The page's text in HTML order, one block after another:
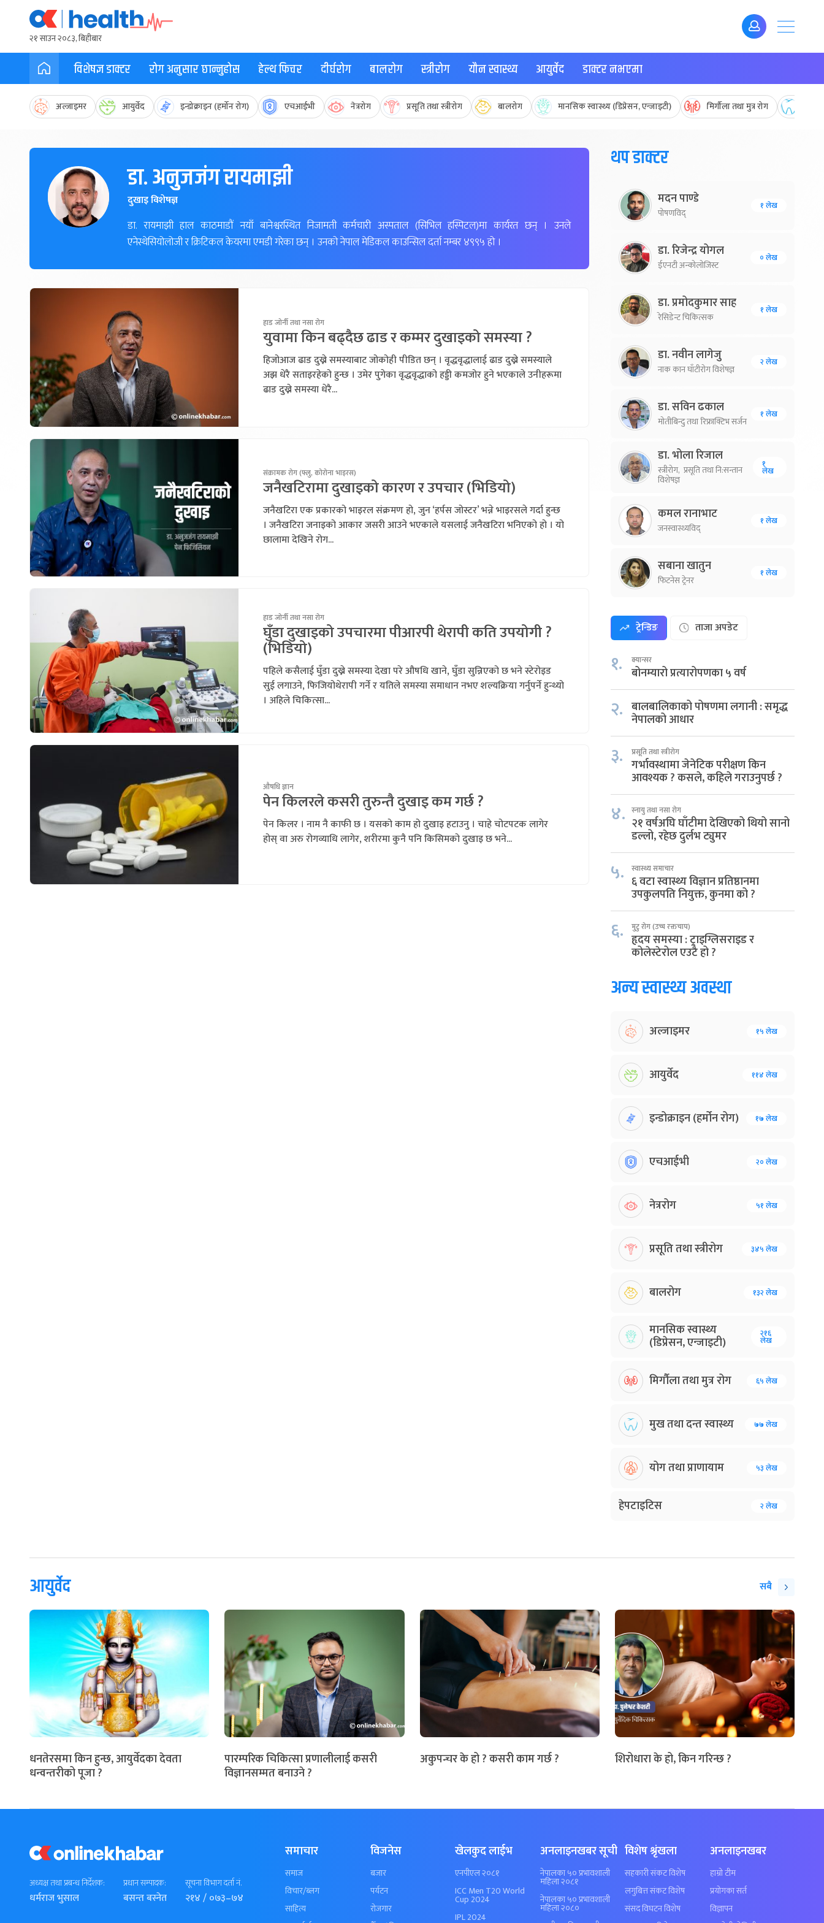
२१ साउन २०८३, बिहीबार
विशेषज्ञ डाक्टर रोग अनुसार छान्नुहोस हेल्थ फिचर दीर्घरोग बालरोग स्त्रीरोग यौन स्वास्थ्य आयुर्वेद डाक्टर नभएमा
अल्जाइमर आयुर्वेद इन्डोक्राइन (हर्मोन रोग) एचआईभी नेत्ररोग प्रसूति तथा स्त्रीरोग बालरोग मानसिक स्वास्थ्य (डिप्रेसन, एन्जाइटी) मिर्गौला तथा मुत्र रोग
डा. अनुजजंग रायमाझी
दुखाइ विशेषज्ञ
डा. रायमाझी हाल काठमाडौं नयाँ बानेश्वरस्थित निजामती कर्मचारी अस्पताल (सिभिल हस्पिटल)मा कार्यरत छन् । उनले
एनेस्थेसियोलोजी र क्रिटिकल केयरमा एमडी गरेका छन् । उनको नेपाल मेडिकल काउन्सिल दर्ता नम्बर ४९९५ हो ।
हाड जोर्नी तथा नसा रोग
युवामा किन बढ्दैछ ढाड र कम्मर दुखाइको समस्या ?
हिजोआज ढाड दुख्ने समस्याबाट जोकोही पीडित छन् । वृद्धवृद्धालाई ढाड दुख्ने समस्याले
अझ धेरै सताइरहेको हुन्छ । उमेर पुगेका वृद्धवृद्धाको हड्डी कमजोर हुने भएकाले उनीहरूमा
ढाड दुख्ने समस्या धेरै...
संक्रामक रोग (फ्लु, कोरोना भाइरस)
जनैखटिरामा दुखाइको कारण र उपचार (भिडियो)
जनैखटिरा एक प्रकारको भाइरल संक्रमण हो, जुन ‘हर्पस जोस्टर’ भन्ने भाइरसले गर्दा हुन्छ
। जनैखटिरा जनाइको आकार जसरी आउने भएकाले यसलाई जनैखटिरा भनिएको हो । यो
छालामा देखिने रोग...
हाड जोर्नी तथा नसा रोग
घुँडा दुखाइको उपचारमा पीआरपी थेरापी कति उपयोगी ?
(भिडियो)
पहिले कसैलाई घुँडा दुख्ने समस्या देखा परे औषधि खाने, घुँडा सुन्निएको छ भने स्टेरोइड
सुई लगाउने, फिजियोथेरापी गर्ने र यतिले समस्या समाधान नभए शल्यक्रिया गर्नुपर्ने हुन्थ्यो
। अहिले चिकित्सा...
औषधि ज्ञान
पेन किलरले कसरी तुरुन्तै दुखाइ कम गर्छ ?
पेन किलर । नाम नै काफी छ । यसको काम हो दुखाइ हटाउनु । चाहे चोटपटक लागेर
होस् वा अरु रोगव्याधि लागेर, शरीरमा कुनै पनि किसिमको दुखाइ छ भने...
थप डाक्टर
मदन पाण्डे
पोषणविद्
१ लेख
डा. रिजेन्द्र योगल
ईएनटी अन्कोलोजिस्ट
० लेख
डा. प्रमोदकुमार साह
रेसिडेन्ट चिकित्सक
१ लेख
डा. नवीन लागेजु
नाक कान घाँटीरोग विशेषज्ञ
२ लेख
डा. सविन ढकाल
मोतीबिन्दु तथा रिफ्राक्टिभ सर्जन
१ लेख
डा. भोला रिजाल
स्त्रीरोग, प्रसूति तथा नि:सन्तान
विशेषज्ञ
१
लेख
कमल रानाभाट
जनस्वास्थ्यविद्
१ लेख
सबाना खातुन
फिटनेस ट्रेनर
१ लेख
ट्रेन्डिङ ताजा अपडेट
१. क्यान्सर
बोनम्यारो प्रत्यारोपणका ५ वर्ष
२. बालबालिकाको पोषणमा लगानी : समृद्ध
नेपालको आधार
३. प्रसूति तथा स्त्रीरोग
गर्भावस्थामा जेनेटिक परीक्षण किन
आवश्यक ? कसले, कहिले गराउनुपर्छ ?
४. स्नायु तथा नसा रोग
२१ वर्षअघि घाँटीमा देखिएको थियो सानो
डल्लो, रहेछ दुर्लभ ट्युमर
५. स्वास्थ्य समाचार
६ वटा स्वास्थ्य विज्ञान प्रतिष्ठानमा
उपकुलपति नियुक्त, कुनमा को ?
६. मुटु रोग (उच्च रक्तचाप)
हृदय समस्या : ट्राइग्लिसराइड र
कोलेस्टेरोल एउटै हो ?
अन्य स्वास्थ्य अवस्था
अल्जाइमर १५ लेख
आयुर्वेद ११४ लेख
इन्डोक्राइन (हर्मोन रोग) १७ लेख
एचआईभी २० लेख
नेत्ररोग ५१ लेख
प्रसूति तथा स्त्रीरोग ३४५ लेख
बालरोग १३२ लेख
मानसिक स्वास्थ्य
(डिप्रेसन, एन्जाइटी)
२१६
लेख
मिर्गौला तथा मुत्र रोग ६५ लेख
मुख तथा दन्त स्वास्थ्य ७७ लेख
योग तथा प्राणायाम ५३ लेख
हेपटाइटिस २ लेख
आयुर्वेद सबै
धनतेरसमा किन हुन्छ, आयुर्वेदका देवता
धन्वन्तरीको पूजा ?
पारम्परिक चिकित्सा प्रणालीलाई कसरी
विज्ञानसम्मत बनाउने ?
अकुपन्चर के हो ? कसरी काम गर्छ ? शिरोधारा के हो, किन गरिन्छ ?
अध्यक्ष तथा प्रबन्ध निर्देशक:
धर्मराज भुसाल
प्रधान सम्पादक:
बसन्त बस्नेत
सूचना विभाग दर्ता नं.
२१४ / ०७३–७४
समाचार
समाज
विचार/ब्लग
साहित्य
विजनेस
बजार
पर्यटन
रोजगार
खेलकुद लाईभ
एनपीएल २०८१
ICC Men T20 World
Cup 2024
IPL 2024
अनलाइनखबर सूची
नेपालका ५० प्रभावशाली
महिला २०८१
नेपालका ५० प्रभावशाली
महिला २०८०
विशेष श्रृंखला
सहकारी संकट विशेष
लगुबित्त संकट विशेष
संसद विघटन विशेष
अनलाइनखबर
हाम्रो टीम
प्रयोगका सर्त
विज्ञापन